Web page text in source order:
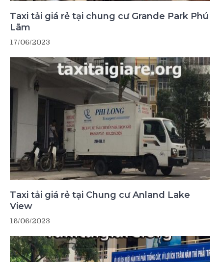
Taxi tải giá rẻ tại chung cư Grande Park Phú
Lãm
17/06/2023
Taxi tải giá rẻ tại Chung cư Anland Lake
View
16/06/2023